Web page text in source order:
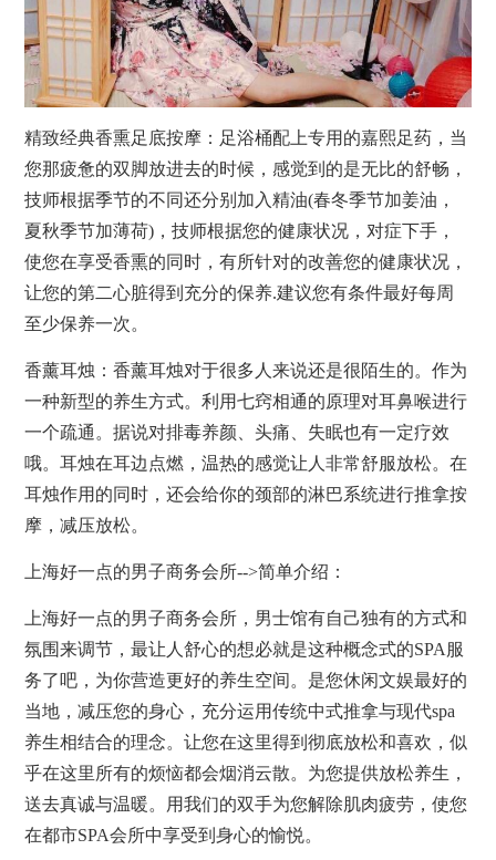
精致经典香熏足底按摩 ：足浴桶配上专用的嘉熙足药，当
您那疲惫的双脚放进去的时候，感觉到的是无比的舒畅，
技师根据季节的不同还分别加入精油(春冬季节加姜油，
夏秋季节加薄荷)，技师根据您的健康状况，对症下手，
使您在享受香熏的同时，有所针对的改善您的健康状况，
让您的第二心脏得到充分的保养.建议您有条件最好每周
至少保养一次。
香薰耳烛：香薰耳烛对于很多人来说还是很陌生的。作为
一种新型的养生方式。利用七窍相通的原理对耳鼻喉进行
一个疏通。据说对排毒养颜、头痛、失眠也有一定疗效
哦。耳烛在耳边点燃，温热的感觉让人非常舒服放松。在
耳烛作用的同时，还会给你的颈部的淋巴系统进行推拿按
摩，减压放松。
上海好一点的男子商务会所-->简单介绍：
上海好一点的男子商务会所，男士馆有自己独有的方式和
氛围来调节，最让人舒心的想必就是这种概念式的SPA 服
务了吧，为你营造更好的养生空间。是您休闲文娱最好的
当地，减压您的身心，充分运用传统中式推拿与现代spa
养生相结合的理念。让您在这里得到彻底放松和喜欢，似
乎在这里所有的烦恼都会烟消云散。为您提供放松养生，
送去真诚与温暖。用我们的双手为您解除肌肉疲劳，使您
在都市SPA会所中享受到身心的愉悦。